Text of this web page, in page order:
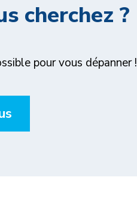
cherchez ?
pour vous dépanner !